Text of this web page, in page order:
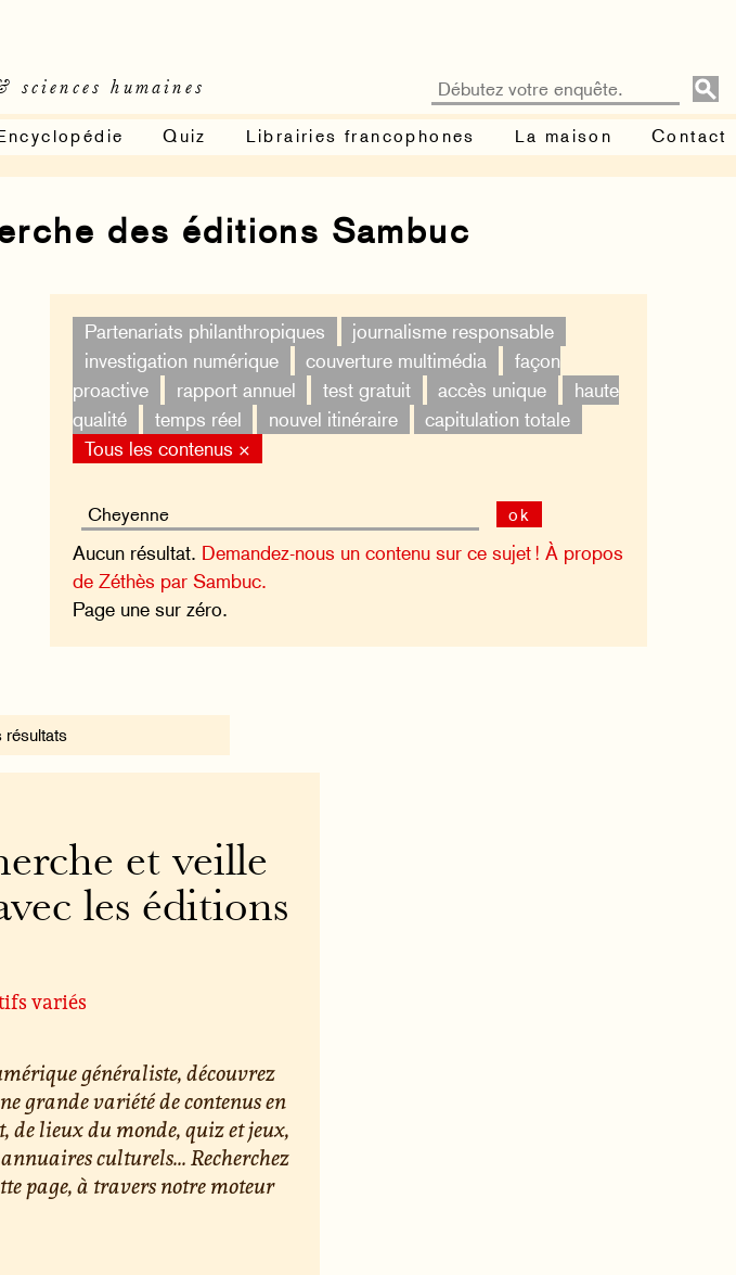
humaines
Quiz Librairies francophones La maison Contact
des éditions Sambuc
Partenariats philanthropiques
journalisme responsable
investigation numérique
couverture multimédia
façon
proactive
rapport annuel test gratuit accès unique
haute
qualité
temps réel nouvel itinéraire
capitulation totale
Tous les contenus ×
ok
Aucun résultat. Demandez-nous un contenu sur ce sujet ! À propos
de Zéthès par Sambuc.
Page une sur zéro.
résultats
et veille
les éditions
variés
généraliste, découvrez
grande variété de contenus en
de lieux du monde, quiz et jeux,
culturels... Recherchez
page, à travers notre moteur